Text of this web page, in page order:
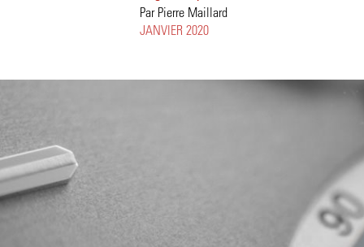
Par Pierre Maillard
JANVIER 2020